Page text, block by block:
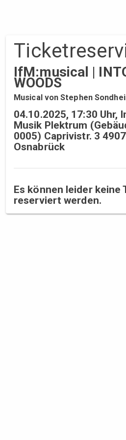
IfM:musical |
WOODS
Musical von Stephen
04.10.2025, 17:30 Uhr,
Musik Plektrum
0005) Caprivistr. 3
Osnabrück
Es können leider keine
reserviert werden.